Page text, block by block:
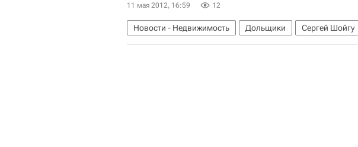
11 мая 2012, 16:59 12
Новости - Недвижимость Дольщики Сергей Шойгу
Жилье
Московская область (Подмосковье) Россия